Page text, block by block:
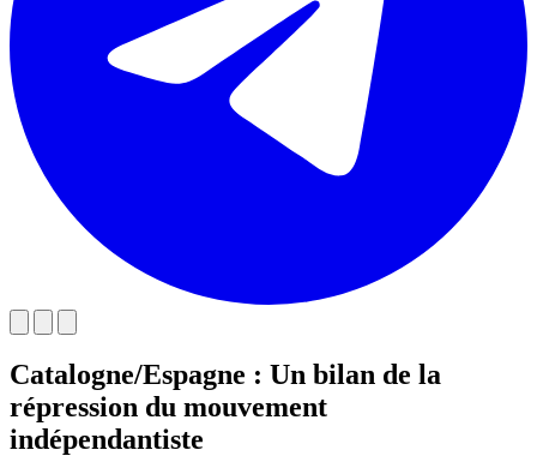
Catalogne/Espagne : Un bilan de la
répression du mouvement
indépendantiste